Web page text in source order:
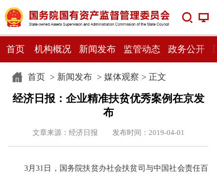
首页 机构概况 新闻发布 监管动态 政务公开
首页> 新闻发布> 媒体观察 > 正文
经济日报：企业精准扶贫优秀案例在京发
布
文章来源：经济日报 发布时间：2019-04-01
3月31日，国务院扶贫办社会扶贫司与中国社会责任百